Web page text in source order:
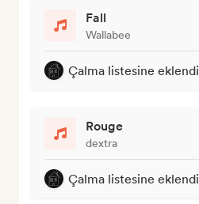
Fall
Wallabee
Çalma listesine eklendi
Rouge
dextra
Çalma listesine eklendi